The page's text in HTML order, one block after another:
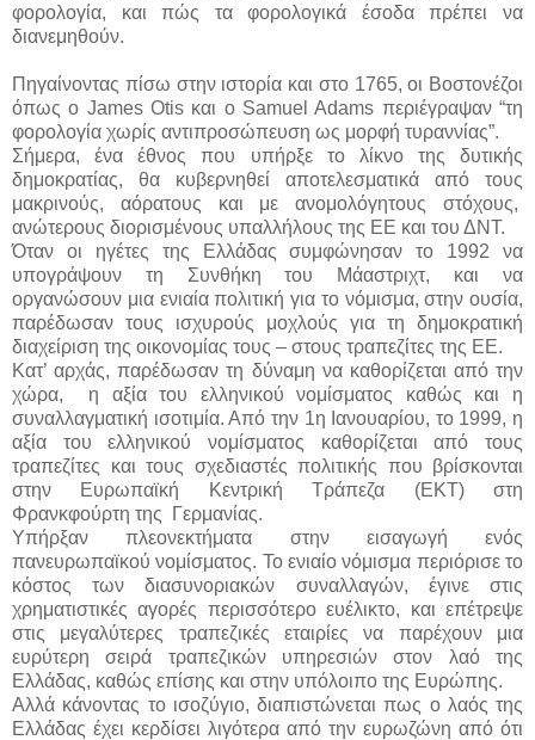
φορολογία, και πώς τα φορολογικά έσοδα πρέπει να
διανεμηθούν.
Πηγαίνοντας πίσω στην ιστορία και στο 1765, οι Βοστονέζοι
όπως ο James Otis και ο Samuel Adams περιέγραψαν “τη
φορολογία χωρίς αντιπροσώπευση ως μορφή τυραννίας”.
Σήμερα, ένα έθνος που υπήρξε το λίκνο της δυτικής
δημοκρατίας, θα κυβερνηθεί αποτελεσματικά από τους
μακρινούς, αόρατους και με ανομολόγητους στόχους,
ανώτερους διορισμένους υπαλλήλους της ΕΕ και του ΔΝΤ.
Όταν οι ηγέτες της Ελλάδας συμφώνησαν το 1992 να
υπογράψουν τη Συνθήκη του Μάαστριχτ, και να
οργανώσουν μια ενιαία πολιτική για το νόμισμα, στην ουσία,
παρέδωσαν τους ισχυρούς μοχλούς για τη δημοκρατική
διαχείριση της οικονομίας τους – στους τραπεζίτες της ΕΕ.
Κατ’ αρχάς, παρέδωσαν τη δύναμη να καθορίζεται από την
χώρα, η αξία του ελληνικού νομίσματος καθώς και η
συναλλαγματική ισοτιμία. Από την 1η Ιανουαρίου, το 1999, η
αξία του ελληνικού νομίσματος καθορίζεται από τους
τραπεζίτες και τους σχεδιαστές πολιτικής που βρίσκονται
στην Ευρωπαϊκή Κεντρική Τράπεζα (ΕΚΤ) στη
Φρανκφούρτη της Γερμανίας.
Υπήρξαν πλεονεκτήματα στην εισαγωγή ενός
πανευρωπαϊκού νομίσματος. Το ενιαίο νόμισμα περιόρισε το
κόστος των διασυνοριακών συναλλαγών, έγινε στις
χρηματιστικές αγορές περισσότερο ευέλικτο, και επέτρεψε
στις μεγαλύτερες τραπεζικές εταιρίες να παρέχουν μια
ευρύτερη σειρά τραπεζικών υπηρεσιών στον λαό της
Ελλάδας, καθώς επίσης και στην υπόλοιπο της Ευρώπης.
Αλλά κάνοντας το ισοζύγιο, διαπιστώνεται πως ο λαός της
Ελλάδας έχει κερδίσει λιγότερα από την ευρωζώνη από ότι